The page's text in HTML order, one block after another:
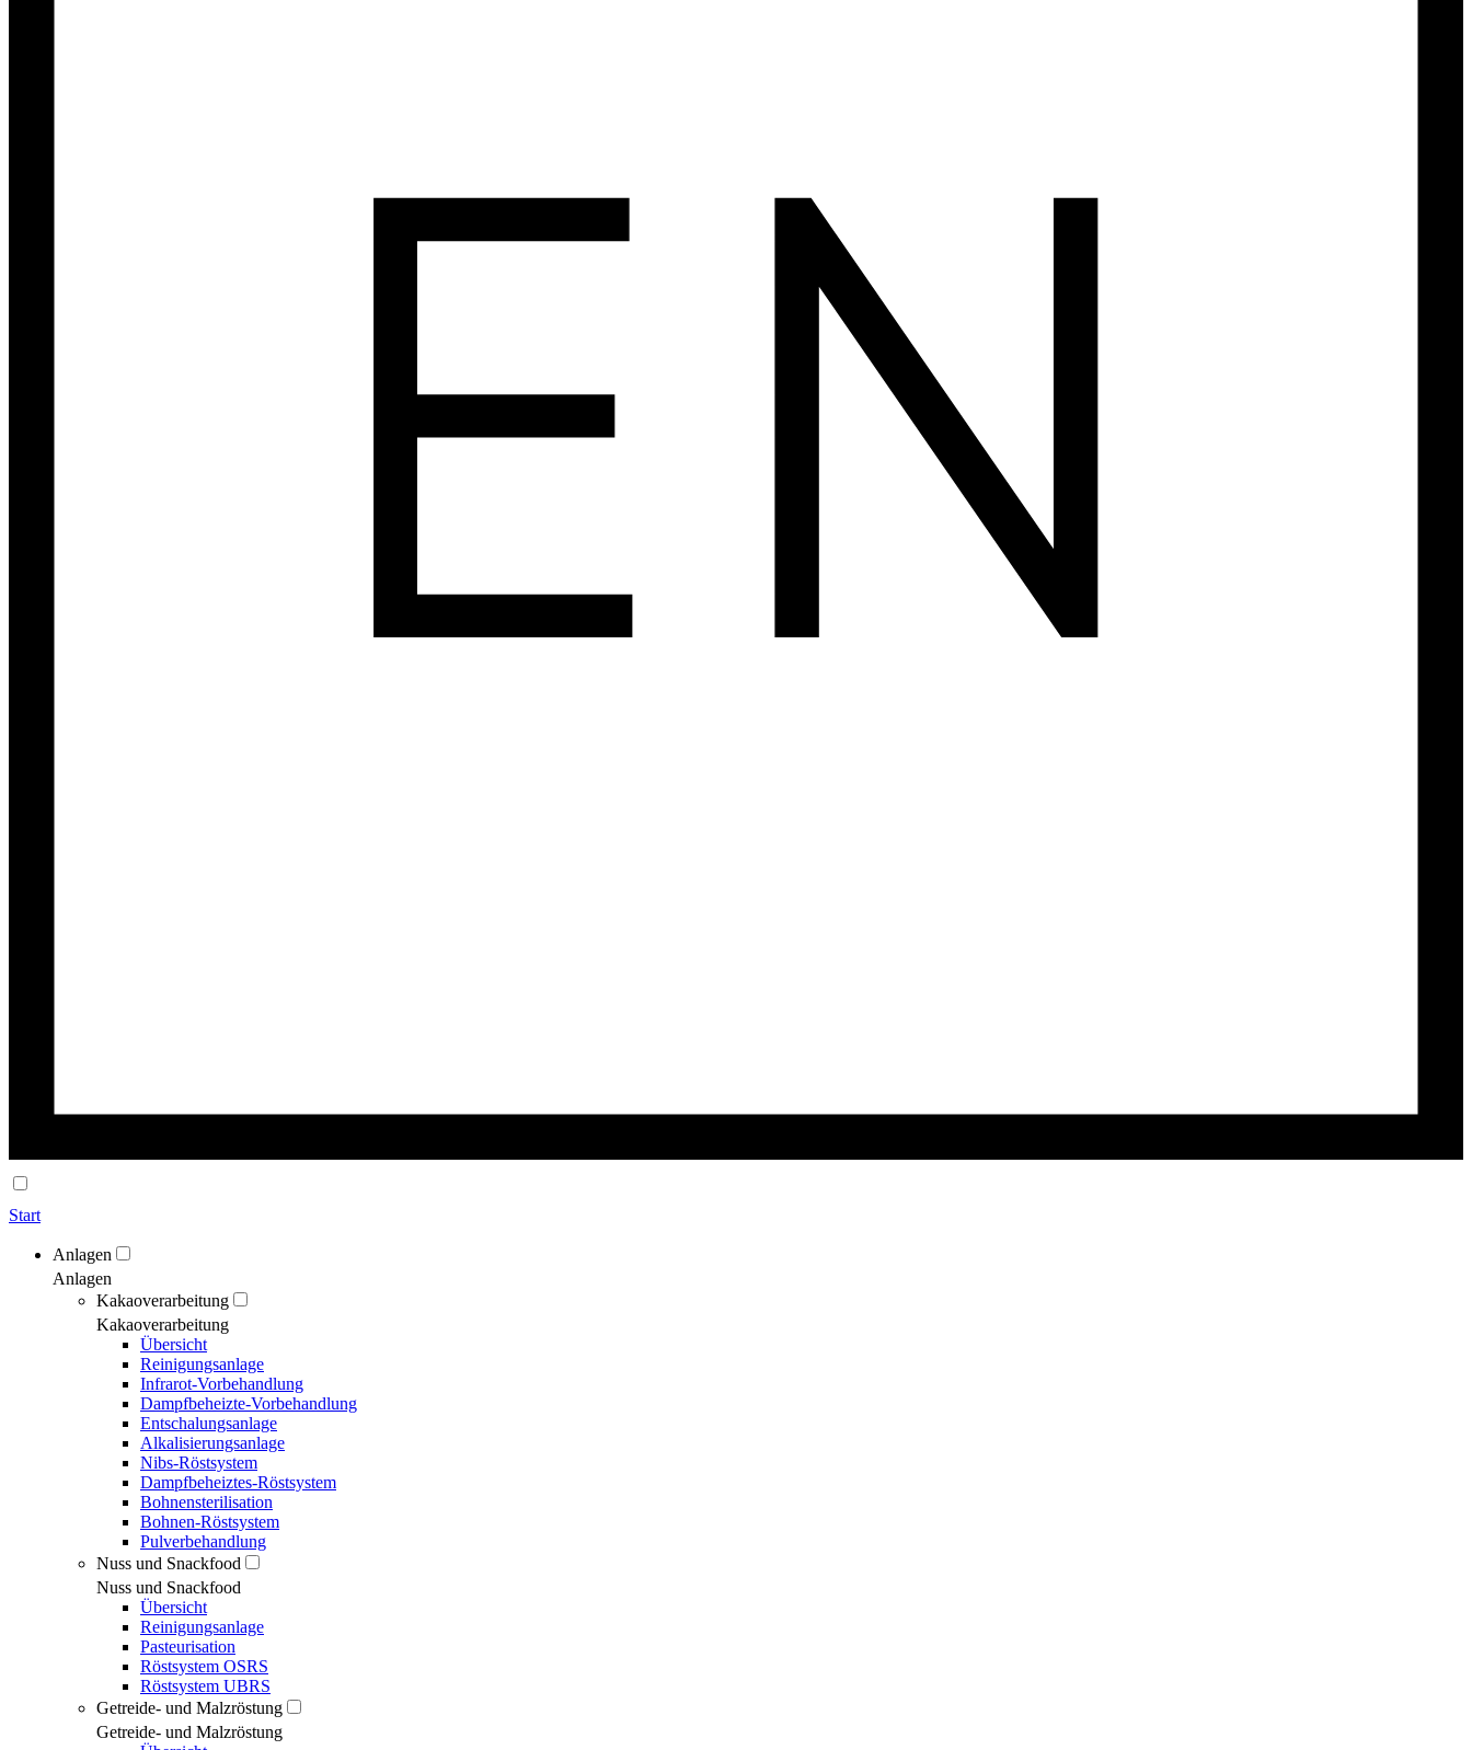
Start
Anlagen
Anlagen
Kakaoverarbeitung
Kakaoverarbeitung
Übersicht
Reinigungsanlage
Infrarot-Vorbehandlung
Dampfbeheizte-Vorbehandlung
Entschalungsanlage
Alkalisierungsanlage
Nibs-Röstsystem
Dampfbeheiztes-Röstsystem
Bohnensterilisation
Bohnen-Röstsystem
Pulverbehandlung
Nuss und Snackfood
Nuss und Snackfood
Übersicht
Reinigungsanlage
Pasteurisation
Röstsystem OSRS
Röstsystem UBRS
Getreide- und Malzröstung
Getreide- und Malzröstung